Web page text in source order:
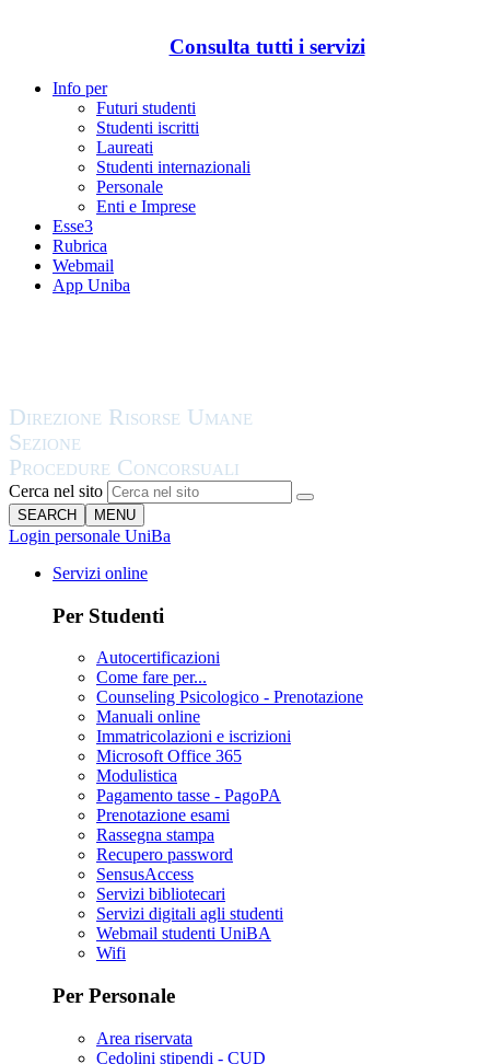
Consulta tutti i servizi
Info per
Futuri studenti
Studenti iscritti
Laureati
Studenti internazionali
Personale
Enti e Imprese
Esse3
Rubrica
Webmail
App Uniba
Cerca nel sito
SEARCH MENU
Login personale UniBa
Servizi online
Per Studenti
Autocertificazioni
Come fare per...
Counseling Psicologico - Prenotazione
Manuali online
Immatricolazioni e iscrizioni
Microsoft Office 365
Modulistica
Pagamento tasse - PagoPA
Prenotazione esami
Rassegna stampa
Recupero password
SensusAccess
Servizi bibliotecari
Servizi digitali agli studenti
Webmail studenti UniBA
Wifi
Per Personale
Area riservata
Cedolini stipendi - CUD